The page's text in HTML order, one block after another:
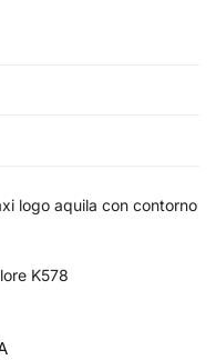
logo aquila con contorno
K578